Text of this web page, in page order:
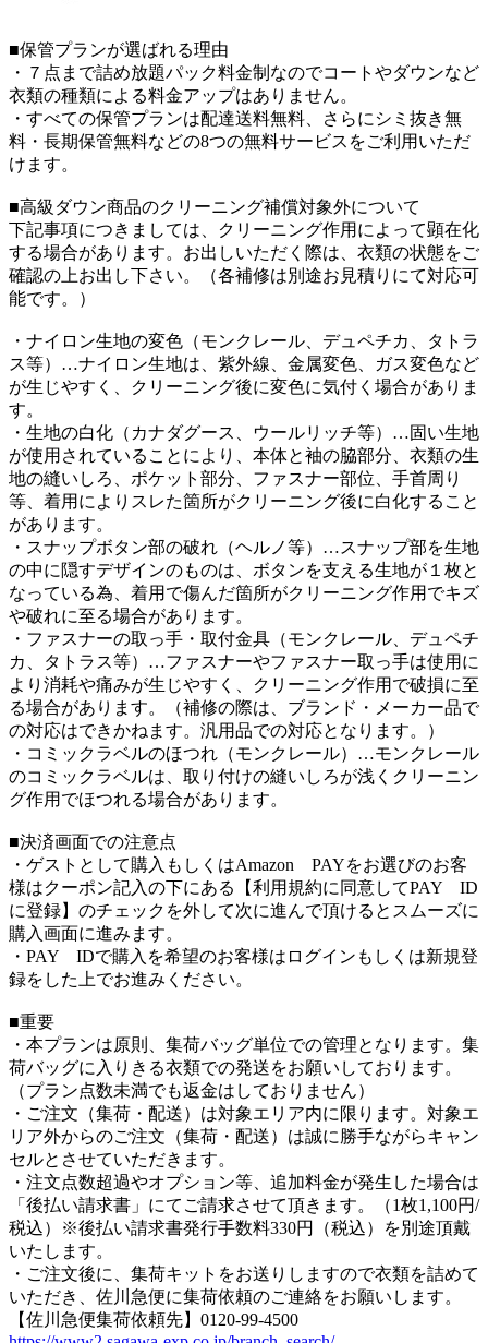
■保管プランが選ばれる理由
・７点まで詰め放題パック料金制なのでコートやダウンなど
衣類の種類による料金アップはありません。
・すべての保管プランは配達送料無料、さらにシミ抜き無
料・長期保管無料などの8つの無料サービスをご利用いただ
けます。
■高級ダウン商品のクリーニング補償対象外について
下記事項につきましては、クリーニング作用によって顕在化
する場合があります。お出しいただく際は、衣類の状態をご
確認の上お出し下さい。（各補修は別途お見積りにて対応可
能です。）
・ナイロン生地の変色（モンクレール、デュペチカ、タトラ
ス等）…ナイロン生地は、紫外線、金属変色、ガス変色など
が生じやすく、クリーニング後に変色に気付く場合がありま
す。
・生地の白化（カナダグース、ウールリッチ等）…固い生地
が使用されていることにより、本体と袖の脇部分、衣類の生
地の縫いしろ、ポケット部分、ファスナー部位、手首周り
等、着用によりスレた箇所がクリーニング後に白化すること
があります。
・スナップボタン部の破れ（ヘルノ等）…スナップ部を生地
の中に隠すデザインのものは、ボタンを支える生地が１枚と
なっている為、着用で傷んだ箇所がクリーニング作用でキズ
や破れに至る場合があります。
・ファスナーの取っ手・取付金具（モンクレール、デュペチ
カ、タトラス等）…ファスナーやファスナー取っ手は使用に
より消耗や痛みが生じやすく、クリーニング作用で破損に至
る場合があります。（補修の際は、ブランド・メーカー品で
の対応はできかねます。汎用品での対応となります。）
・コミックラベルのほつれ（モンクレール）…モンクレール
のコミックラベルは、取り付けの縫いしろが浅くクリーニン
グ作用でほつれる場合があります。
■決済画面での注意点
・ゲストとして購入もしくはAmazon PAYをお選びのお客
様はクーポン記入の下にある【利用規約に同意してPAY ID
に登録】のチェックを外して次に進んで頂けるとスムーズに
購入画面に進みます。
・PAY IDで購入を希望のお客様はログインもしくは新規登
録をした上でお進みください。
■重要
・本プランは原則、集荷バッグ単位での管理となります。集
荷バッグに入りきる衣類での発送をお願いしております。
（プラン点数未満でも返金はしておりません）
・ご注文（集荷・配送）は対象エリア内に限ります。対象エ
リア外からのご注文（集荷・配送）は誠に勝手ながらキャン
セルとさせていただきます。
・注文点数超過やオプション等、追加料金が発生した場合は
「後払い請求書」にてご請求させて頂きます。（1枚1,100円/
税込）※後払い請求書発行手数料330円（税込）を別途頂戴
いたします。
・ご注文後に、集荷キットをお送りしますので衣類を詰めて
いただき、佐川急便に集荷依頼のご連絡をお願いします。
【佐川急便集荷依頼先】0120-99-4500